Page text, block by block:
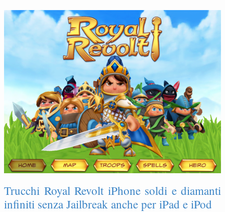
Trucchi Royal Revolt iPhone soldi e diamanti
infiniti senza Jailbreak anche per iPad e iPod